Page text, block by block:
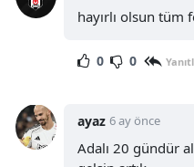
hayırlı olsun tüm
0 0
ayaz 6 ay önce
Adalı 20 gündür